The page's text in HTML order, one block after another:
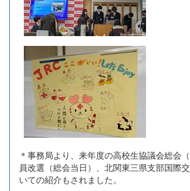
＊事務局より、来年度の高校生協議会総会
員改選（総会当日）、北関東三県支部国際
いての紹介もされました。